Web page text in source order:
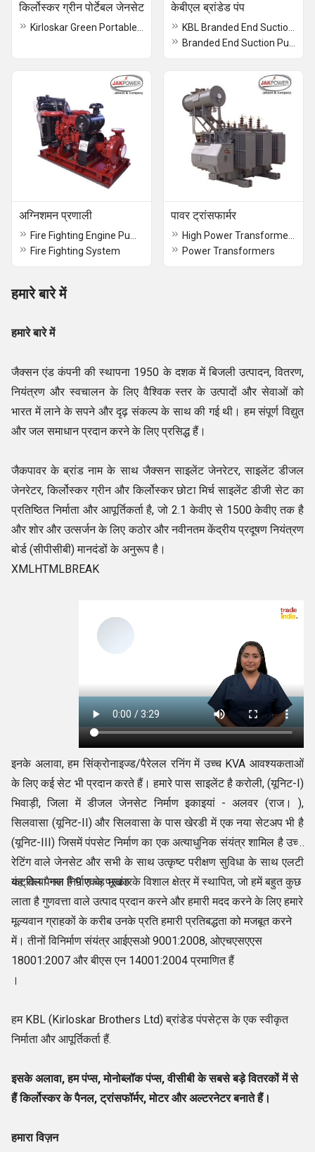
किर्लोस्कर ग्रीन पोर्टेबल जेनसेट केबीएल ब्रांडेड पंप
अग्निशमन प्रणाली
Fire Fighting System
पावर ट्रांसफार्मर
Power Transformers
हमारे बारे में
हमारे बारे में
जैक्सन एंड कंपनी की स्थापना 1950 के दशक में बिजली उत्पादन, वितरण,
नियंत्रण और स्वचालन के लिए वैश्विक स्तर के उत्पादों और सेवाओं को
भारत में लाने के सपने और दृढ़ संकल्प के साथ की गई थी। हम संपूर्ण विद्युत
और जल समाधान प्रदान करने के लिए प्रसिद्ध हैं।
जैकपावर के ब्रांड नाम के साथ जैक्सन साइलेंट जेनरेटर, साइलेंट डीजल
जेनरेटर, किर्लोस्कर ग्रीन और किर्लोस्कर छोटा मिर्च साइलेंट डीजी सेट का
प्रतिष्ठित निर्माता और आपूर्तिकर्ता है, जो 2.1 केवीए से 1500 केवीए तक है
और शोर और उत्सर्जन के लिए कठोर और नवीनतम केंद्रीय प्रदूषण नियंत्रण
बोर्ड (सीपीसीबी) मानदंडों के अनुरूप है।
XMLHTMLBREAK
इनके अलावा, हम सिंक्रोनाइज्ड/पैरेलल रनिंग में उच्च KVA आवश्यकताओं
के लिए कई सेट भी प्रदान करते हैं। हमारे पास साइलेंट है करोली, (यूनिट-I)
भिवाड़ी, जिला में डीजल जेनसेट निर्माण इकाइयां - अलवर (राज। ),
सिलवासा (यूनिट-II) और सिलवासा के पास खेरडी में एक नया सेटअप भी है
(यूनिट-III) जिसमें पंपसेट निर्माण का एक अत्याधुनिक संयंत्र शामिल है उच्च
रेटिंग वाले जेनसेट और सभी के साथ उत्कृष्ट परीक्षण सुविधा के साथ एलटी
कंट्रोल पैनल निर्माण के प्रकार
यह किया गया है 9 एकड़ भूखंड के विशाल क्षेत्र में स्थापित, जो हमें बहुत कुछ
लाता है गुणवत्ता वाले उत्पाद प्रदान करने और हमारी मदद करने के लिए हमारे
मूल्यवान ग्राहकों के करीब उनके प्रति हमारी प्रतिबद्धता को मजबूत करने
में। तीनों विनिर्माण संयंत्र आईएसओ 9001:2008, ओएचएसएएस
18001:2007 और बीएस एन 14001:2004 प्रमाणित हैं
।
हम KBL (Kirloskar Brothers Ltd) ब्रांडेड पंपसेट्स के एक स्वीकृत
निर्माता और आपूर्तिकर्ता हैं.
इसके अलावा, हम पंप्स, मोनोब्लॉक पंप्स, वीसीबी के सबसे बड़े वितरकों में से
हैं किर्लोस्कर के पैनल, ट्रांसफॉर्मर, मोटर और अल्टरनेटर बनाते हैं।
हमारा विज़न